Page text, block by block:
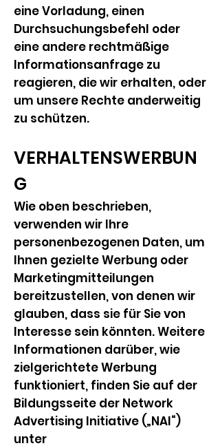
eine Vorladung, einen
Durchsuchungsbefehl oder
eine andere rechtmäßige
Informationsanfrage zu
reagieren, die wir erhalten, oder
um unsere Rechte anderweitig
zu schützen.
VERHALTENSWERBUN
G
Wie oben beschrieben,
verwenden wir Ihre
personenbezogenen Daten, um
Ihnen gezielte Werbung oder
Marketingmitteilungen
bereitzustellen, von denen wir
glauben, dass sie für Sie von
Interesse sein könnten. Weitere
Informationen darüber, wie
zielgerichtete Werbung
funktioniert, finden Sie auf der
Bildungsseite der Network
Advertising Initiative („NAI“)
unter